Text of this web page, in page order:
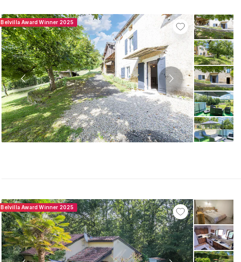
Belvilla Award Winner 2025
Belvilla Award Winner 2025